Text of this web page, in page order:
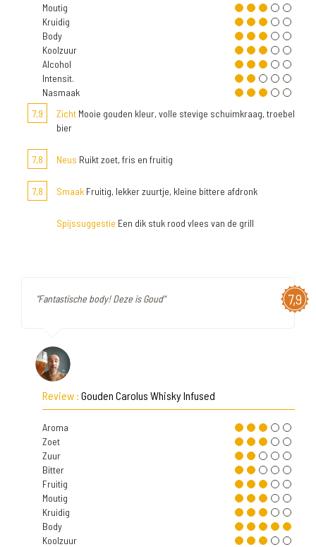
Moutig
Kruidig
Body
Koolzuur
Alcohol
Intensit.
Nasmaak
7,9
Zicht Mooie gouden kleur, volle stevige schuimkraag, troebel
bier
7,8 Neus Ruikt zoet, fris en fruitig
7,8 Smaak Fruitig, lekker zuurtje, kleine bittere afdronk
Spijssuggestie Een dik stuk rood vlees van de grill
7,9
"Fantastische body! Deze is Goud"
Review : Gouden Carolus Whisky Infused
Aroma
Zoet
Zuur
Bitter
Fruitig
Moutig
Kruidig
Body
Koolzuur